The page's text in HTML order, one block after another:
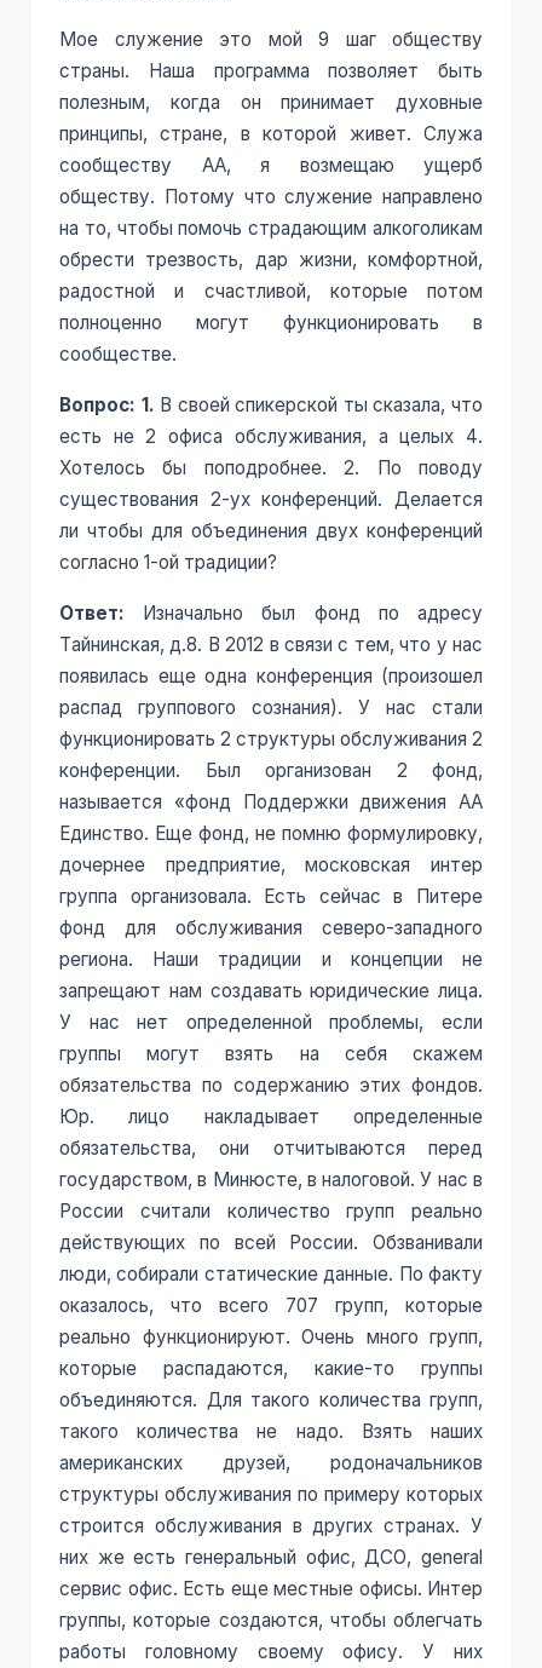
Мое служение это мой 9 шаг обществу
страны. Наша программа позволяет быть
полезным, когда он принимает духовные
принципы, стране, в которой живет. Служа
сообществу АА, я возмещаю ущерб
обществу. Потому что служение направлено
на то, чтобы помочь страдающим алкоголикам
обрести трезвость, дар жизни, комфортной,
радостной и счастливой, которые потом
полноценно могут функционировать в
сообществе.
Вопрос: 1. В своей спикерской ты сказала, что
есть не 2 офиса обслуживания, а целых 4.
Хотелось бы поподробнее. 2. По поводу
существования 2-ух конференций. Делается
ли чтобы для объединения двух конференций
согласно 1-ой традиции?
Ответ:
Изначально был фонд по адресу
Тайнинская, д.8. В 2012 в связи с тем, что у нас
появилась еще одна конференция (произошел
распад группового сознания). У нас стали
функционировать 2 структуры обслуживания 2
конференции. Был организован 2 фонд,
называется «фонд Поддержки движения АА
Единство. Еще фонд, не помню формулировку,
дочернее предприятие, московская интер
группа организовала. Есть сейчас в Питере
фонд для обслуживания северо-западного
региона. Наши традиции и концепции не
запрещают нам создавать юридические лица.
У нас нет определенной проблемы, если
группы могут взять на себя скажем
обязательства по содержанию этих фондов.
Юр. лицо накладывает определенные
обязательства, они отчитываются перед
государством, в Минюсте, в налоговой. У нас в
России считали количество групп реально
действующих по всей России. Обзванивали
люди, собирали статические данные. По факту
оказалось, что всего 707 групп, которые
реально функционируют. Очень много групп,
которые распадаются, какие-то группы
объединяются. Для такого количества групп,
такого количества не надо. Взять наших
американских друзей, родоначальников
структуры обслуживания по примеру которых
строится обслуживания в других странах. У
них же есть генеральный офис, ДСО, general
сервис офис. Есть еще местные офисы. Интер
группы, которые создаются, чтобы облегчать
работы головному своему офису. У них